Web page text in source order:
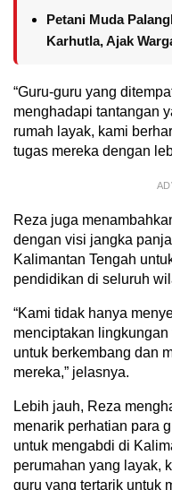
Petani Muda
Karhutla, Ajak
“Guru-guru yang
menghadapi tantangan
rumah layak, kami
tugas mereka dengan
Reza juga
dengan visi jangka
Kalimantan Tengah
pendidikan di seluruh
“Kami tidak hanya
menciptakan
untuk berkembang dan
mereka,” jelasnya.
Lebih jauh, Reza
menarik perhatian para
untuk mengabdi di
perumahan yang layak,
guru yang tertarik untuk